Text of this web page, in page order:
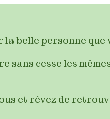
belle personne que
sans cesse les
et rêvez de